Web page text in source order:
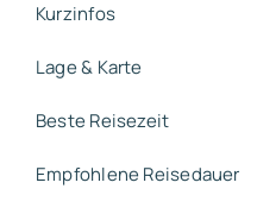
Kurzinfos
Lage & Karte
Beste Reisezeit
Empfohlene Reisedauer